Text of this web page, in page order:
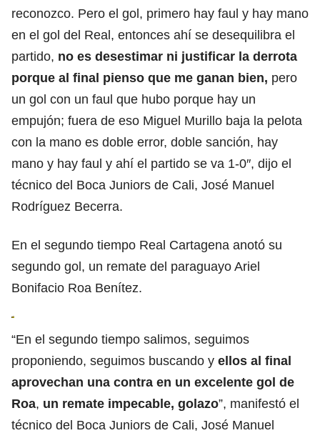
reconozco. Pero el gol, primero hay faul y hay mano
en el gol del Real, entonces ahí se desequilibra el
partido, no es desestimar ni justificar la derrota
porque al final pienso que me ganan bien, pero
un gol con un faul que hubo porque hay un
empujón; fuera de eso Miguel Murillo baja la pelota
con la mano es doble error, doble sanción, hay
mano y hay faul y ahí el partido se va 1-0″, dijo el
técnico del Boca Juniors de Cali, José Manuel
Rodríguez Becerra.
En el segundo tiempo Real Cartagena anotó su
segundo gol, un remate del paraguayo Ariel
Bonifacio Roa Benítez.
“En el segundo tiempo salimos, seguimos
proponiendo, seguimos buscando y ellos al final
aprovechan una contra en un excelente gol de
Roa, un remate impecable, golazo”, manifestó el
técnico del Boca Juniors de Cali, José Manuel